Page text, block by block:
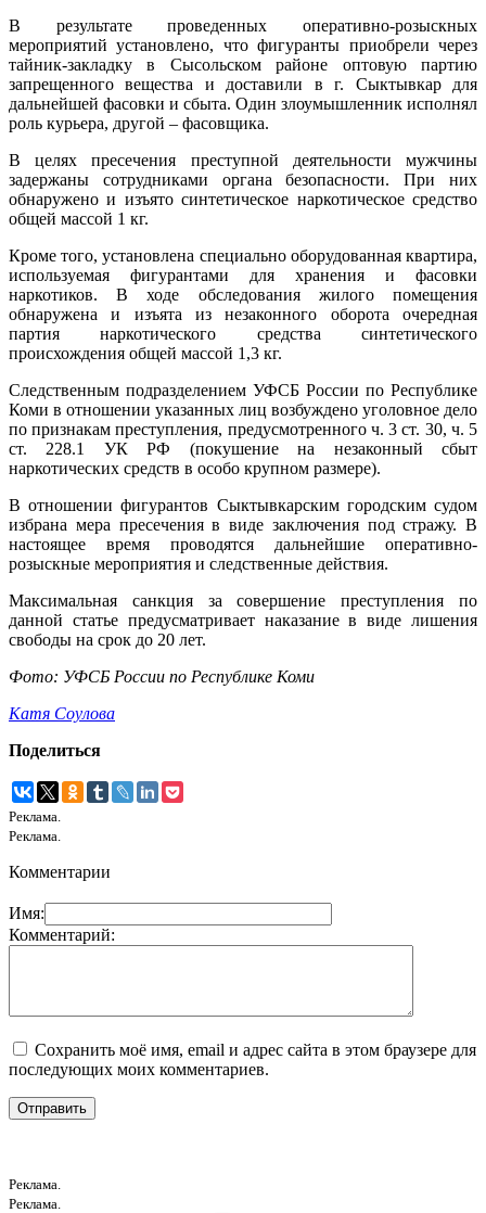
В результате проведенных оперативно-розыскных
мероприятий установлено, что фигуранты приобрели через
тайник-закладку в Сысольском районе оптовую партию
запрещенного вещества и доставили в г. Сыктывкар для
дальнейшей фасовки и сбыта. Один злоумышленник исполнял
роль курьера, другой – фасовщика.
В целях пресечения преступной деятельности мужчины
задержаны сотрудниками органа безопасности. При них
обнаружено и изъято синтетическое наркотическое средство
общей массой 1 кг.
Кроме того, установлена специально оборудованная квартира,
используемая фигурантами для хранения и фасовки
наркотиков. В ходе обследования жилого помещения
обнаружена и изъята из незаконного оборота очередная
партия наркотического средства синтетического
происхождения общей массой 1,3 кг.
Следственным подразделением УФСБ России по Республике
Коми в отношении указанных лиц возбуждено уголовное дело
по признакам преступления, предусмотренного ч. 3 ст. 30, ч. 5
ст. 228.1 УК РФ (покушение на незаконный сбыт
наркотических средств в особо крупном размере).
В отношении фигурантов Сыктывкарским городским судом
избрана мера пресечения в виде заключения под стражу. В
настоящее время проводятся дальнейшие оперативно-
розыскные мероприятия и следственные действия.
Максимальная санкция за совершение преступления по
данной статье предусматривает наказание в виде лишения
свободы на срок до 20 лет.
Фото: УФСБ России по Республике Коми
Катя Соулова
Поделиться
Реклама.
Реклама.
Комментарии
Имя:
Комментарий:
Сохранить моё имя, email и адрес сайта в этом браузере для
последующих моих комментариев.
Реклама.
Реклама.